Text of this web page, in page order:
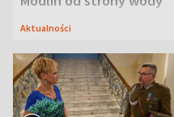
Aktualności